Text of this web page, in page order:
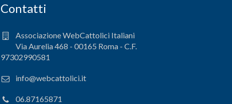
Contatti
Associazione WebCattolici Italiani
Via Aurelia 468 - 00165 Roma - C.F.
97302990581
info@webcattolici.it
06.87165871